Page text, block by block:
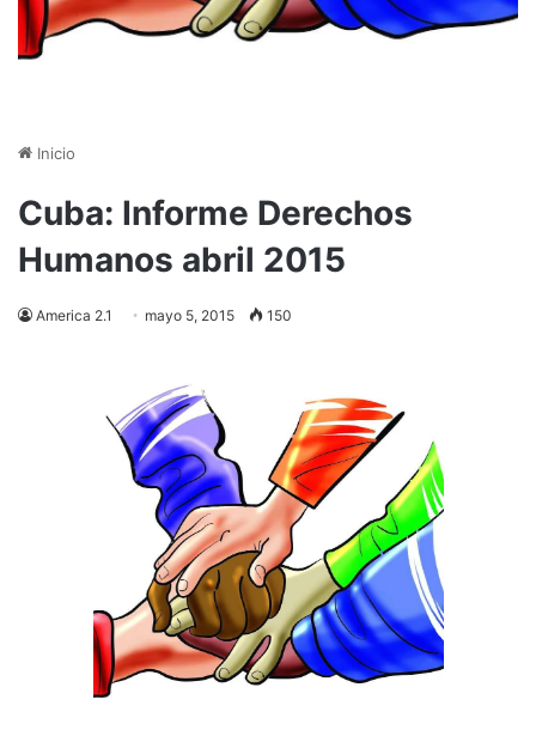
Inicio
Cuba: Informe Derechos
Humanos abril 2015
America 2.1 mayo 5, 2015 150